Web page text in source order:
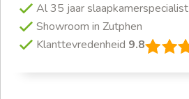
Al 35 jaar slaapkamerspecialist
Showroom in Zutphen
Klanttevredenheid 9.8